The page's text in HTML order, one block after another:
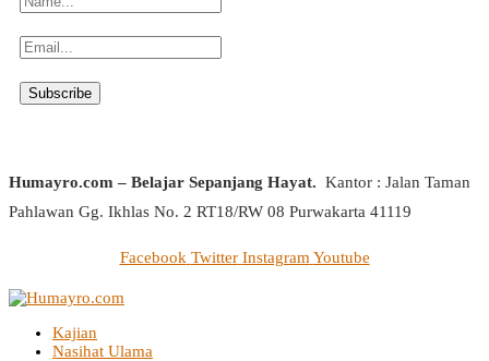
Humayro.com – Belajar Sepanjang Hayat. Kantor : Jalan Taman
Pahlawan Gg. Ikhlas No. 2 RT18/RW 08 Purwakarta 41119
Facebook Twitter Instagram Youtube
Kajian
Nasihat Ulama